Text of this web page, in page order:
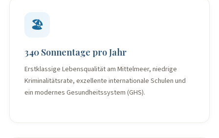
🏖️
340 Sonnentage pro Jahr
Erstklassige Lebensqualität am Mittelmeer, niedrige
Kriminalitätsrate, exzellente internationale Schulen und
ein modernes Gesundheitssystem (GHS).